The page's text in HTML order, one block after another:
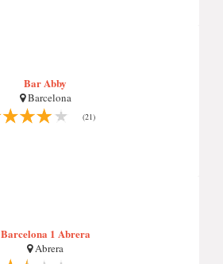
Bar Abby
Barcelona
(21)
Barcelona 1 Abrera
Abrera